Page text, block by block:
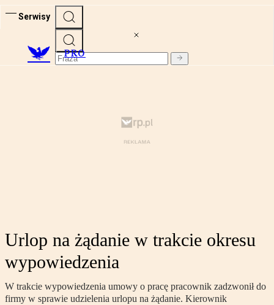
Serwisy
PRO
Urlop na żądanie w trakcie okresu
wypowiedzenia
W trakcie wypowiedzenia umowy o pracę pracownik zadzwonił do
firmy w sprawie udzielenia urlopu na żądanie. Kierownik